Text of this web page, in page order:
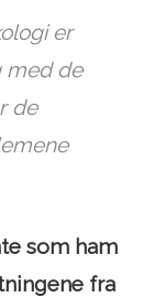
er
med de
de
som ham
fra